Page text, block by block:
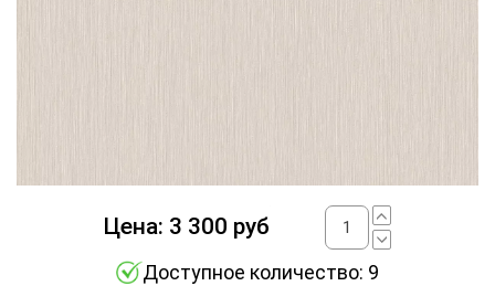
Цена: 3 300 руб
Доступное количество: 9